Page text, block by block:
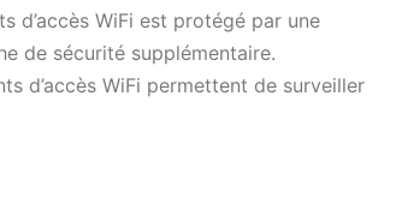
d’accès WiFi est protégé par une
de sécurité supplémentaire.
d’accès WiFi permettent de surveiller